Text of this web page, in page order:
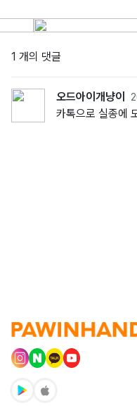
1 개의 댓글
오드아이개냥이
카톡으로 실종에